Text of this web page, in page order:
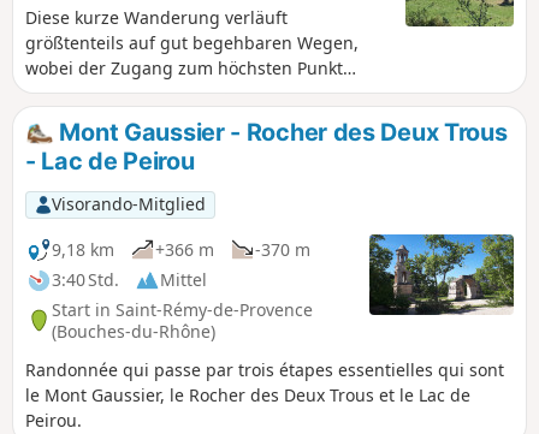
Diese kurze Wanderung verläuft
größtenteils auf gut begehbaren Wegen,
wobei der Zugang zum höchsten Punkt
(360°-Panorama) etwas mehr Anstrengung
und Aufmerksamkeit erfordert. Der Weg
führt uns zu dem malerischen Felsen Deux
Trous, der von Van Gogh während seines
Aufenthalts in Saint-Paul de Mausole von
Mai 1889 bis Mai 1890 gemalt wurde. Sie
bietet weite Panoramablicke auf beide
Seiten der Alpilles. Im Süden reicht der Blick
an klaren Tagen bis zum Mittelmeer, im
Norden auf die Montagnette, den Gard, den
Mont Ventoux...
Mont Gaussier - Rocher des Deux Trous
- Lac de Peirou
Visorando-Mitglied
9,18 km
+366 m
-370 m
3:40 Std.
Mittel
Start in Saint-Rémy-de-Provence
(Bouches-du-Rhône)
Randonnée qui passe par trois étapes essentielles qui sont
le Mont Gaussier, le Rocher des Deux Trous et le Lac de
Peirou.